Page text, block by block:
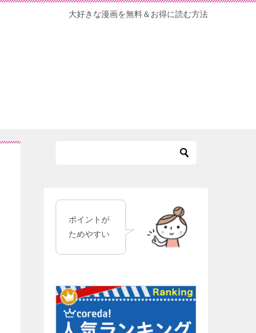
大好きな漫画を無料＆お得に読む方法
ポイントが
ためやすい